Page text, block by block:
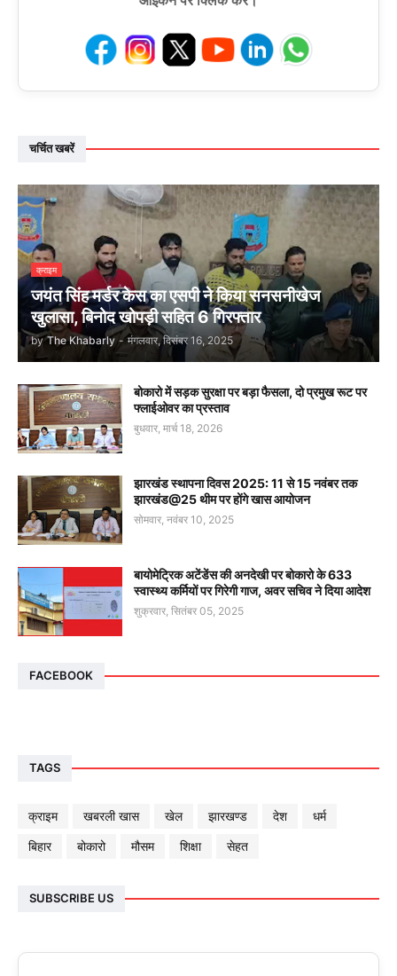
चर्चित खबरें
क्राइम
जयंत सिंह मर्डर केस का एसपी ने किया सनसनीखेज
खुलासा, बिनोद खोपड़ी सहित 6 गिरफ्तार
by The Khabarly - मंगलवार, दिसंबर 16, 2025
बोकारो में सड़क सुरक्षा पर बड़ा फैसला, दो प्रमुख रूट पर
फ्लाईओवर का प्रस्ताव
बुधवार, मार्च 18, 2026
झारखंड स्थापना दिवस 2025: 11 से 15 नवंबर तक
झारखंड@25 थीम पर होंगे खास आयोजन
सोमवार, नवंबर 10, 2025
बायोमेट्रिक अटेंडेंस की अनदेखी पर बोकारो के 633
स्वास्थ्य कर्मियों पर गिरेगी गाज, अवर सचिव ने दिया आदेश
शुक्रवार, सितंबर 05, 2025
FACEBOOK
TAGS
क्राइम खबरली खास खेल झारखण्ड देश
धर्म
बिहार
बोकारो मौसम शिक्षा सेहत
SUBSCRIBE US